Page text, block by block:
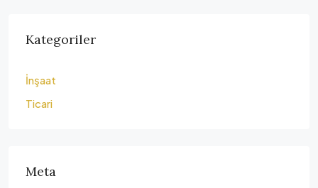
Kategoriler
İnşaat
Ticari
Meta